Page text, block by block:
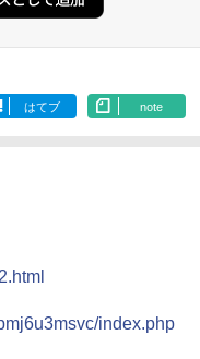
はてブ note
index.php